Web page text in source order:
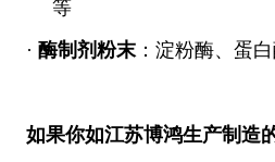
等
· 酶制剂粉末：淀粉酶、蛋
如果你如江苏博鸿生产制造